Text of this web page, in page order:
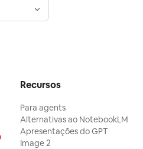
Recursos
Para agents
Alternativas ao NotebookLM
Apresentações do GPT
Image 2